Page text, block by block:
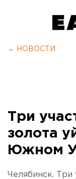
← НОВОСТИ
Три
золота
Южном
Челябинск. Три